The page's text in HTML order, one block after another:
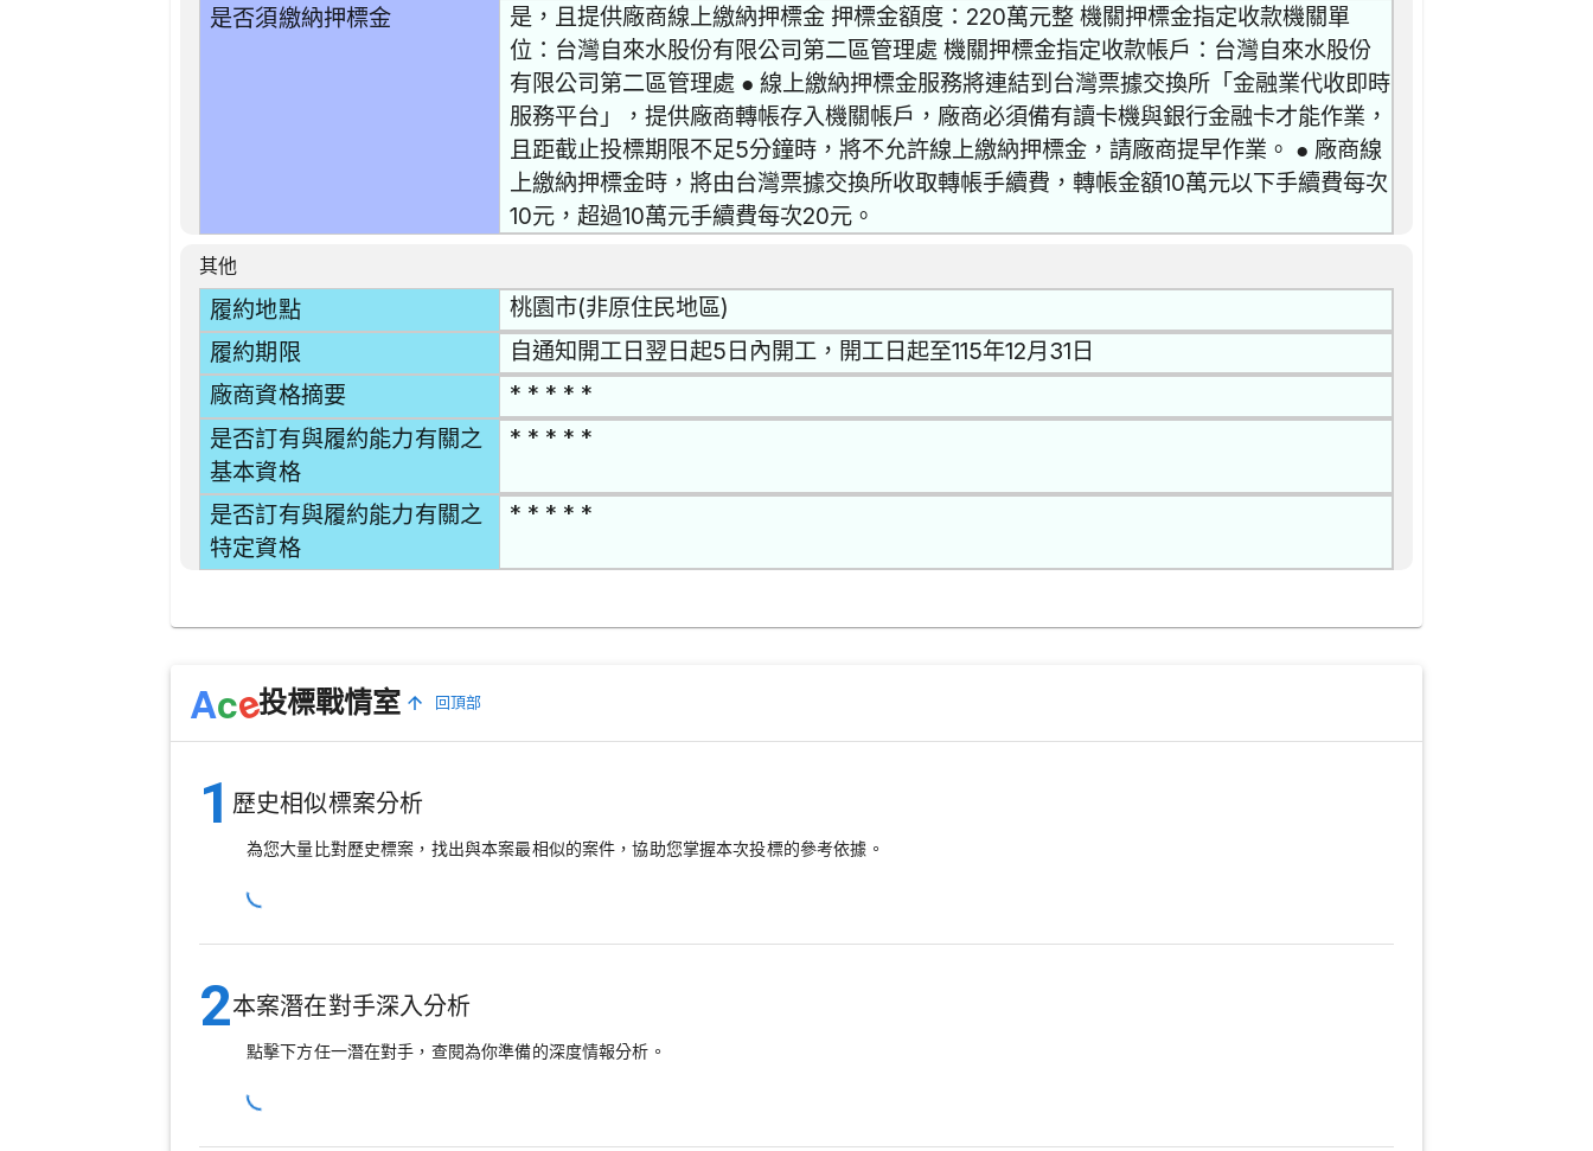
是否須繳納押標金
是，且提供廠商線上繳納押標金 押標金額度：220萬元整 機關押標金指定收款機關單
位：台灣自來水股份有限公司第二區管理處 機關押標金指定收款帳戶：台灣自來水股份
有限公司第二區管理處 ● 線上繳納押標金服務將連結到台灣票據交換所「金融業代收即時
服務平台」，提供廠商轉帳存入機關帳戶，廠商必須備有讀卡機與銀行金融卡才能作業，
且距截止投標期限不足5分鐘時，將不允許線上繳納押標金，請廠商提早作業。 ● 廠商線
上繳納押標金時，將由台灣票據交換所收取轉帳手續費，轉帳金額10萬元以下手續費每次
10元，超過10萬元手續費每次20元。
其他
履約地點 桃園市(非原住民地區)
履約期限 自通知開工日翌日起5日內開工，開工日起至115年12月31日
廠商資格摘要 * * * * *
是否訂有與履約能力有關之
基本資格
* * * * *
是否訂有與履約能力有關之
特定資格
* * * * *
Ace投標戰情室 回頂部
1 歷史相似標案分析
為您大量比對歷史標案，找出與本案最相似的案件，協助您掌握本次投標的參考依據。
2本案潛在對手深入分析
點擊下方任一潛在對手，查閱為你準備的深度情報分析。